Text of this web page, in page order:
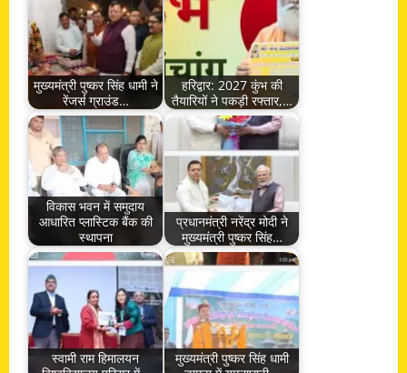
मुख्यमंत्री पुष्कर सिंह धामी ने
रेंजर्स ग्राउंड…
हरिद्वार: 2027 कुंभ की
तैयारियों ने पकड़ी रफ्तार,…
विकास भवन में समुदाय
आधारित प्लास्टिक बैंक की
स्थापना
प्रधानमंत्री नरेंद्र मोदी ने
मुख्यमंत्री पुष्कर सिंह…
स्वामी राम हिमालयन
मुख्यमंत्री पुष्कर सिंह धामी